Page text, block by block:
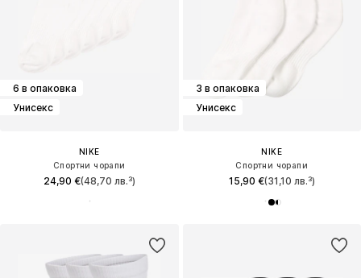
6 в опаковка
Унисекс
NIKE
Спортни чорапи
24,90 €(48,70 лв.³)
3 в опаковка
Унисекс
NIKE
Спортни чорапи
15,90 €(31,10 лв.³)